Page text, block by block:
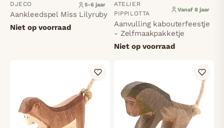
DJECO 5-6 jaar
Aankleedspel Miss Lilyruby
Niet op voorraad
ATELIER
PIPPILOTTA
Vanaf 8 jaar
Aanvulling kabouterfeestje
- Zelfmaakpakketje
Niet op voorraad